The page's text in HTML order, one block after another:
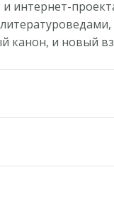
интернет-
канон, и новый